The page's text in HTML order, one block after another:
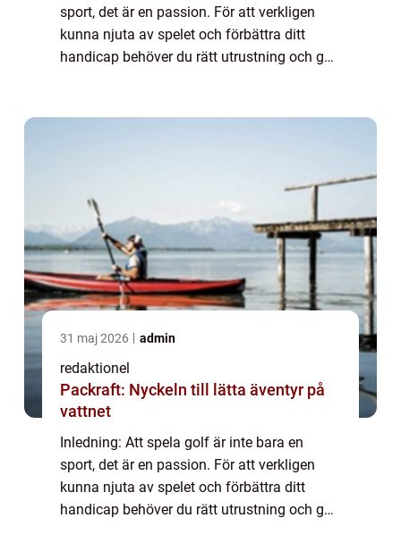
sport, det är en passion. För att verkligen
kunna njuta av spelet och förbättra ditt
handicap behöver du rätt utrustning och golf
31 maj 2026 admin
redaktionel
Packraft: Nyckeln till lätta äventyr på
vattnet
Inledning: Att spela golf är inte bara en
sport, det är en passion. För att verkligen
kunna njuta av spelet och förbättra ditt
handicap behöver du rätt utrustning och golf